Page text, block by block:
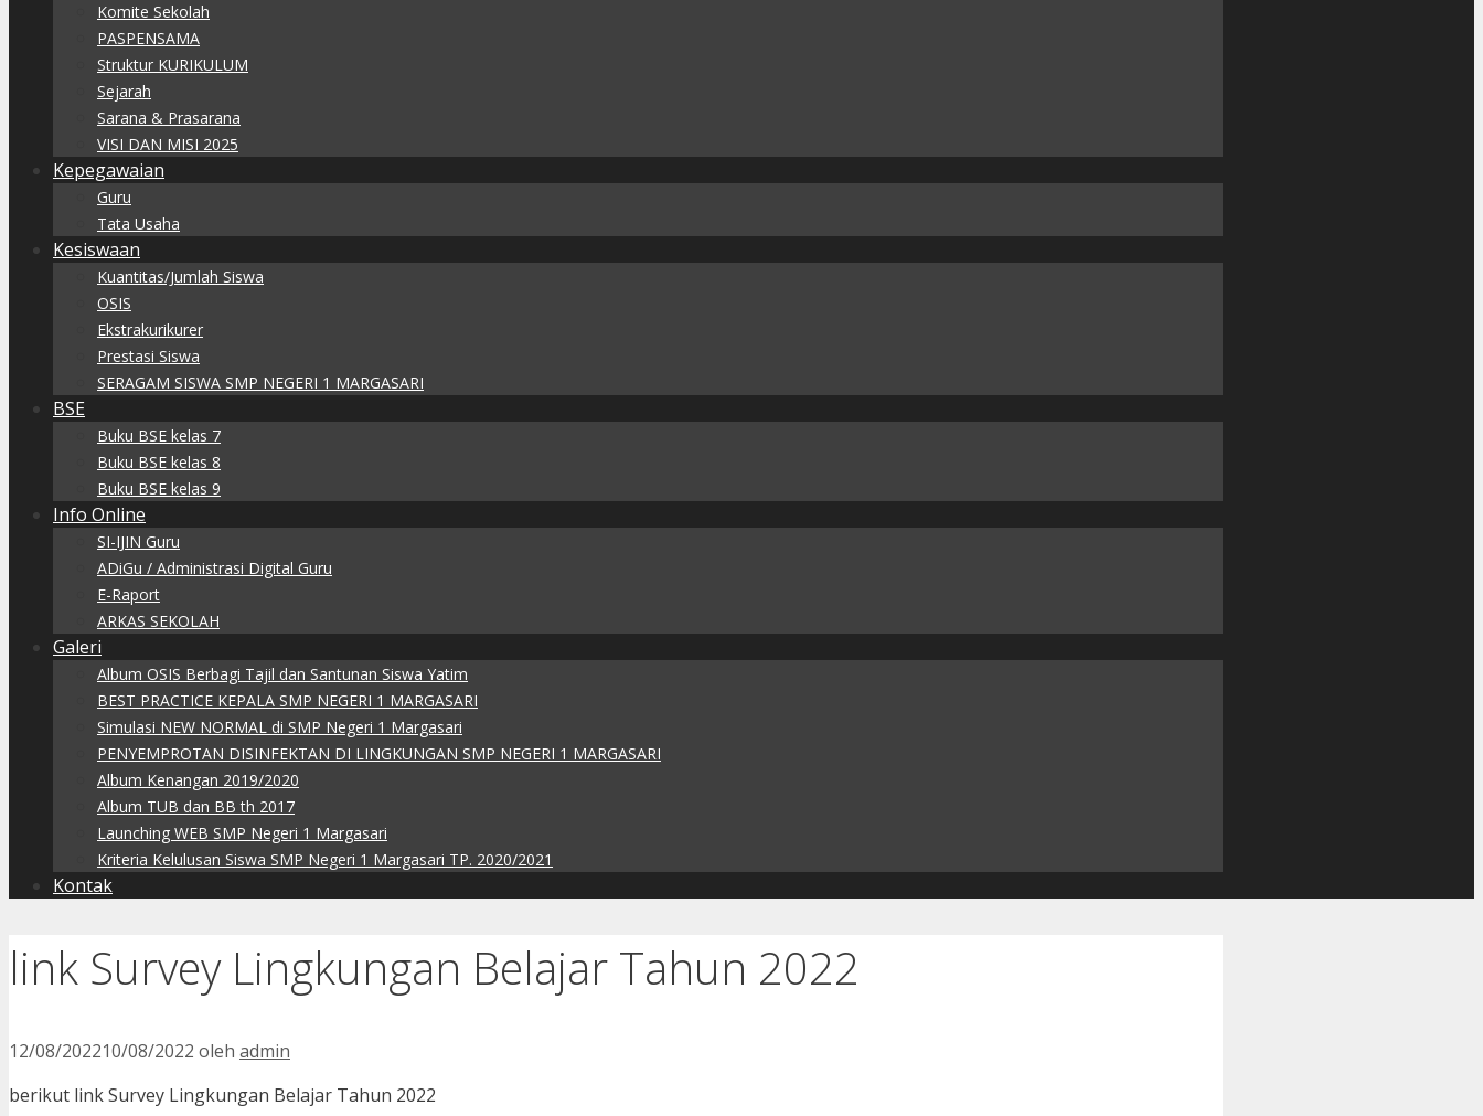
Komite Sekolah
PASPENSAMA
Struktur KURIKULUM
Sejarah
Sarana & Prasarana
VISI DAN MISI 2025
Kepegawaian
Guru
Tata Usaha
Kesiswaan
Kuantitas/Jumlah Siswa
OSIS
Ekstrakurikurer
Prestasi Siswa
SERAGAM SISWA SMP NEGERI 1 MARGASARI
BSE
Buku BSE kelas 7
Buku BSE kelas 8
Buku BSE kelas 9
Info Online
SI-IJIN Guru
ADiGu / Administrasi Digital Guru
E-Raport
ARKAS SEKOLAH
Galeri
Album OSIS Berbagi Tajil dan Santunan Siswa Yatim
BEST PRACTICE KEPALA SMP NEGERI 1 MARGASARI
Simulasi NEW NORMAL di SMP Negeri 1 Margasari
PENYEMPROTAN DISINFEKTAN DI LINGKUNGAN SMP NEGERI 1 MARGASARI
Album Kenangan 2019/2020
Album TUB dan BB th 2017
Launching WEB SMP Negeri 1 Margasari
Kriteria Kelulusan Siswa SMP Negeri 1 Margasari TP. 2020/2021
Kontak
link Survey Lingkungan Belajar Tahun 2022
12/08/202210/08/2022 oleh admin
berikut link Survey Lingkungan Belajar Tahun 2022